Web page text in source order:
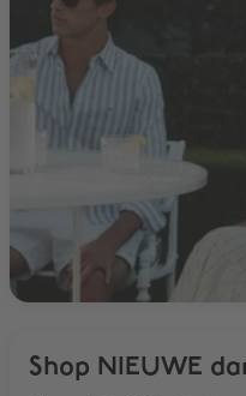
Shop NIEUWE